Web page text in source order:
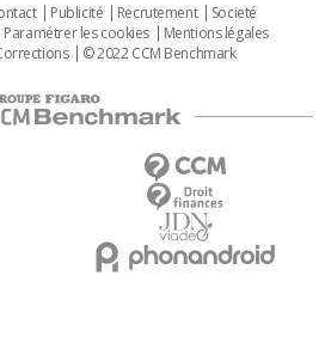
Publicité Recrutement
Societé
Paramétrer les cookies
Mentions légales
© 2022 CCM Benchmark